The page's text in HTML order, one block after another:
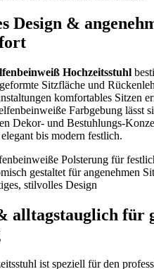
Design &
Hochzeitsstuhl
Sitzfläche und
komfortables Sitzen
Farbgebung lässt
Dekor- und Bestuhlungs-
bis modern festlich.
Polsterung für
gestaltet für angenehmen
stilvolles Design
alltagstauglich für
ist speziell für den